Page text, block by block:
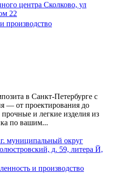
центра Сколково, ул
22
производство
в Санкт-Петербурге с
— от проектирования до
и легкие изделия из
по вашим...
муниципальный округ
д. 59, литера Й,
и производство